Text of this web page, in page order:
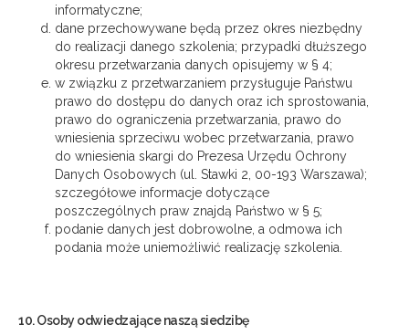
informatyczne;
dane przechowywane będą przez okres niezbędny
do realizacji danego szkolenia; przypadki dłuższego
okresu przetwarzania danych opisujemy w § 4;
w związku z przetwarzaniem przysługuje Państwu
prawo do dostępu do danych oraz ich sprostowania,
prawo do ograniczenia przetwarzania, prawo do
wniesienia sprzeciwu wobec przetwarzania, prawo
do wniesienia skargi do Prezesa Urzędu Ochrony
Danych Osobowych (ul. Stawki 2, 00-193 Warszawa);
szczegółowe informacje dotyczące
poszczególnych praw znajdą Państwo w § 5;
podanie danych jest dobrowolne, a odmowa ich
podania może uniemożliwić realizację szkolenia.
10. Osoby odwiedzające naszą siedzibę